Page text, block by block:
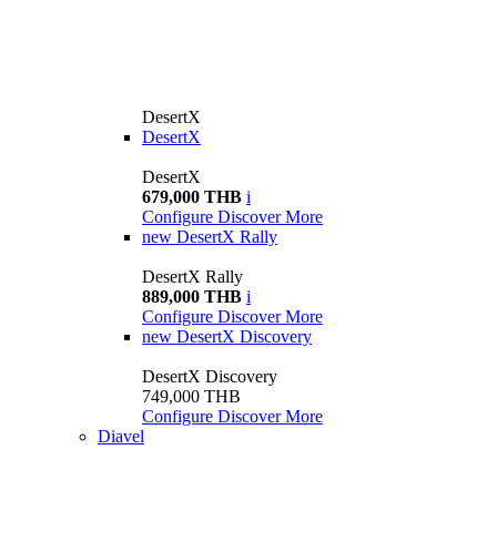
DesertX
DesertX
DesertX
679,000 THB i
Configure Discover More
new DesertX Rally
DesertX Rally
889,000 THB i
Configure Discover More
new DesertX Discovery
DesertX Discovery
749,000 THB
Configure Discover More
Diavel